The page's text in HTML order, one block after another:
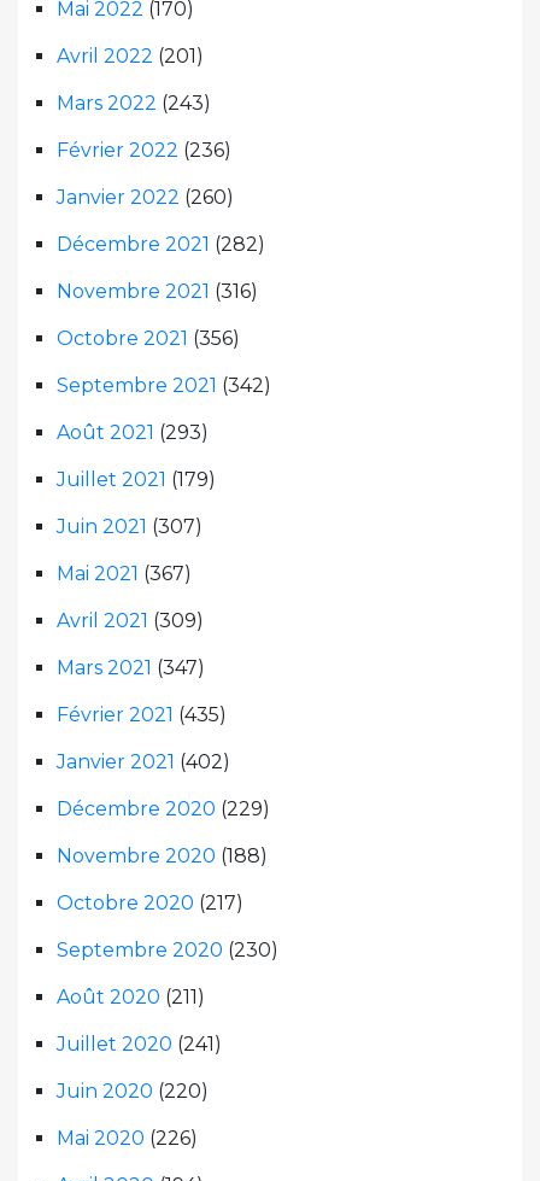
Mai 2022 (170)
Avril 2022 (201)
Mars 2022 (243)
Février 2022 (236)
Janvier 2022 (260)
Décembre 2021 (282)
Novembre 2021 (316)
Octobre 2021 (356)
Septembre 2021 (342)
Août 2021 (293)
Juillet 2021 (179)
Juin 2021 (307)
Mai 2021 (367)
Avril 2021 (309)
Mars 2021 (347)
Février 2021 (435)
Janvier 2021 (402)
Décembre 2020 (229)
Novembre 2020 (188)
Octobre 2020 (217)
Septembre 2020 (230)
Août 2020 (211)
Juillet 2020 (241)
Juin 2020 (220)
Mai 2020 (226)